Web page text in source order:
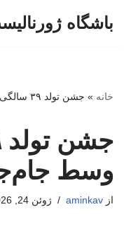
باشگاه
خانه » جشن تولد ۳۹ سالگی مسی وسط جام‌جهانی!
وسط
از aminkav ژوئن 24, 2026